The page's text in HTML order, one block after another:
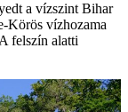
a vízszint Bihar
Körös vízhozama
felszín alatti